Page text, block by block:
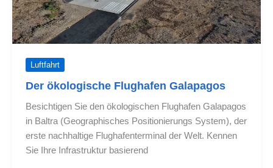
Luftfahrt
Der ökologische Flughafen Galapagos
Besichtigen Sie den ökologischen Flughafen Galapagos
in Baltra (Geographisches Positionierungs System), der
erste nachhaltige Flughafenterminal der Welt. Kennen
Sie Ihre Infrastruktur basierend